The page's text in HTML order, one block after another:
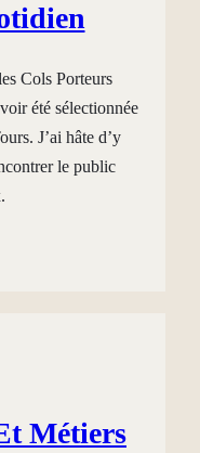
Cols Porteurs
été sélectionnée
J’ai hâte d’y
le public
Métiers